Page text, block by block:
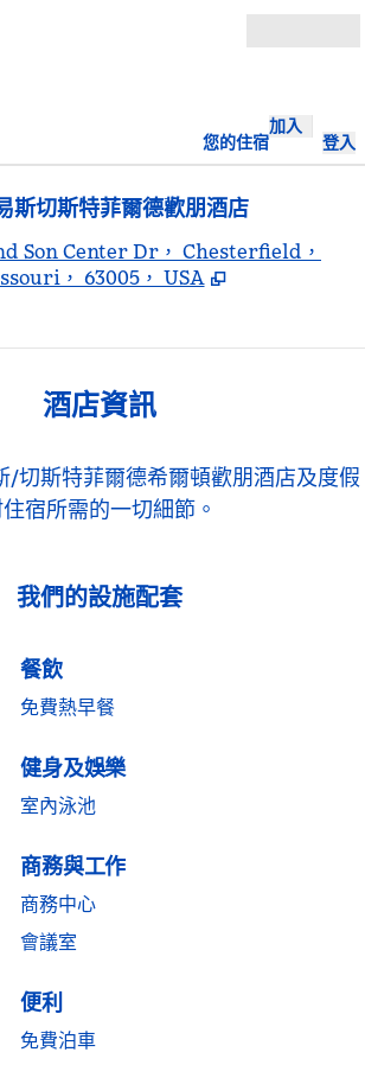
您的住宿
加入
登入
斯切斯特菲爾德歡朋酒店
Son Center Dr， Chesterfield，
， 63005， USA
酒店資訊
/切斯特菲爾德希爾頓歡朋酒店及度假
宿所需的一切細節。
我們的設施配套
餐飲
免費熱早餐
健身及娛樂
室內泳池
商務與工作
商務中心
會議室
便利
免費泊車